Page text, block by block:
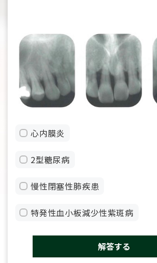
心内膜炎
2型糖尿病
慢性閉塞性肺疾患
特発性血小板減少性紫斑病
解答する